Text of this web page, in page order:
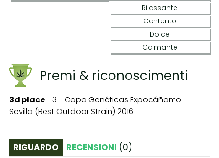
Rilassante
Contento
Dolce
Calmante
Premi & riconoscimenti
3d place- 3 - Copa Genéticas Expocáñamo –
Sevilla (Best Outdoor Strain) 2016
RIGUARDO RECENSIONI (0)